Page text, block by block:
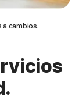
a cambios.